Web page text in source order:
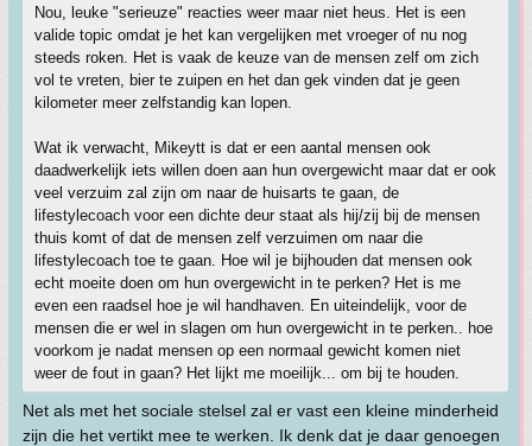
Nou, leuke "serieuze" reacties weer maar niet heus. Het is een
valide topic omdat je het kan vergelijken met vroeger of nu nog
steeds roken. Het is vaak de keuze van de mensen zelf om zich
vol te vreten, bier te zuipen en het dan gek vinden dat je geen
kilometer meer zelfstandig kan lopen.
Wat ik verwacht, Mikeytt is dat er een aantal mensen ook
daadwerkelijk iets willen doen aan hun overgewicht maar dat er ook
veel verzuim zal zijn om naar de huisarts te gaan, de
lifestylecoach voor een dichte deur staat als hij/zij bij de mensen
thuis komt of dat de mensen zelf verzuimen om naar die
lifestylecoach toe te gaan. Hoe wil je bijhouden dat mensen ook
echt moeite doen om hun overgewicht in te perken? Het is me
even een raadsel hoe je wil handhaven. En uiteindelijk, voor de
mensen die er wel in slagen om hun overgewicht in te perken.. hoe
voorkom je nadat mensen op een normaal gewicht komen niet
weer de fout in gaan? Het lijkt me moeilijk... om bij te houden.
Net als met het sociale stelsel zal er vast een kleine minderheid
zijn die het vertikt mee te werken. Ik denk dat je daar genoegen